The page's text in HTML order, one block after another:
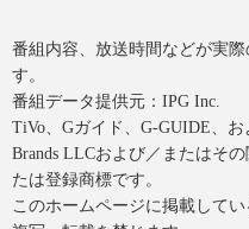
番組内容、放送時間などが実
す。
番組データ提供元：IPG Inc.
TiVo、Gガイド、G-GUIDE、
Brands LLCおよび／またはそ
たは登録商標です。
このホームページに掲載して